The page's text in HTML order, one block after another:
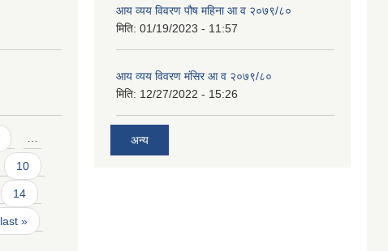
…
10
14
last »
आय व्यय विवरण पौष महिना आ व २०७९/८०
मिति: 01/19/2023 - 11:57
आय व्यय विवरण मंसिर आ व २०७९/८०
मिति: 12/27/2022 - 15:26
अन्य